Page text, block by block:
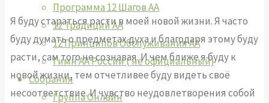
Программа 12 Шагов АА
12 Традиций АА
12 Принципов Обслуживания АА
Гимн АА России ( не официальный)
Собрания
Группа Онлайн
Я буду стараться расти в моей новой жизни. Я часто
буду думать о предметах духа и благодаря этому буду
расти, сам того не сознавая. И чем ближе я буду к
новой жизни, тем отчетливее буду видеть своё
несоответствие. И чувство неудовлетворения собой